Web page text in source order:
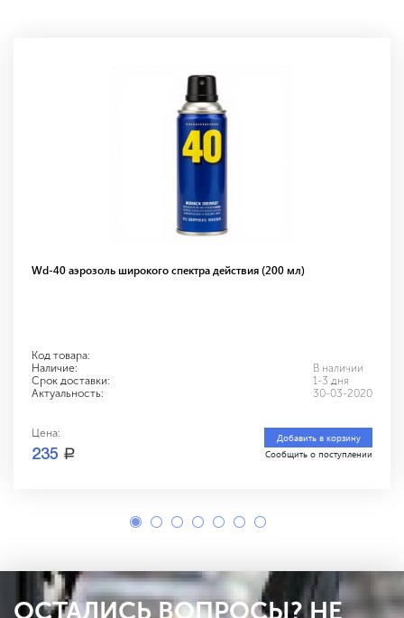
Wd-40 аэрозоль широкого спектра действия (200 мл)
Код товара:
Наличие:
В наличии
Срок доставки:
1-3 дня
Актуальность:
30-03-2020
Цена:
235 a
Добавить в корзину
Сообщить о поступлении
ОСТАЛИСЬ ВОПРОСЫ? НЕ